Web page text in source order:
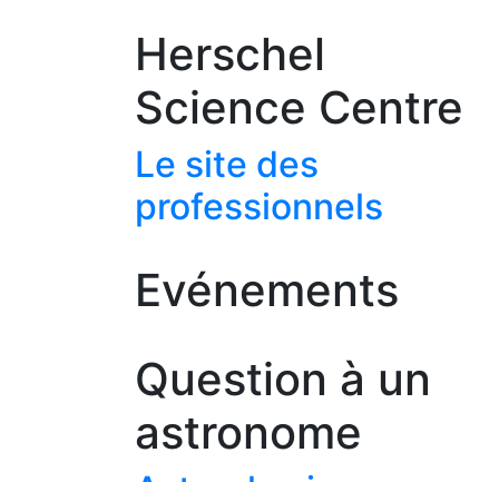
Herschel
Science Centre
Le site des
professionnels
Evénements
Question à un
astronome